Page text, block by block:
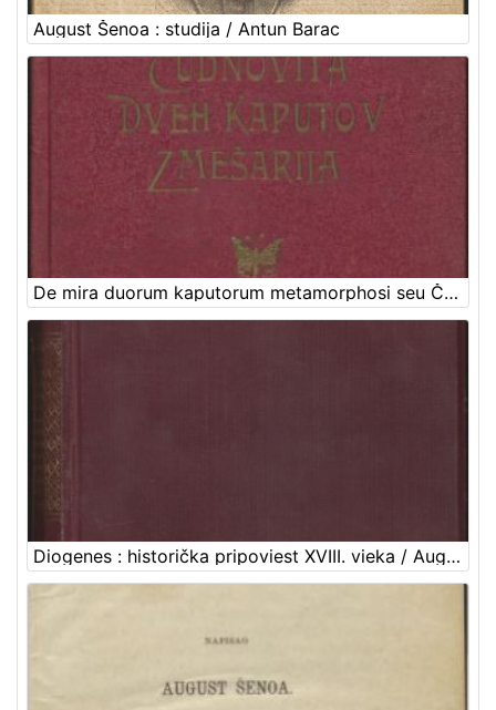
August Šenoa : studija / Antun Barac
De mira duorum kaputorum metamorphosi seu Čudnovita dveh kaputov zmešarija : in memoriam tristissimae illius sed demum feliciter perpessae ultimae anni noctis : 1873 / [Onofrius Kopriva]
Diogenes : historička pripoviest XVIII. vieka / August Šenoa